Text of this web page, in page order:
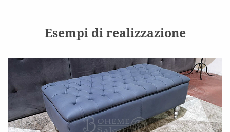
Esempi di realizzazione